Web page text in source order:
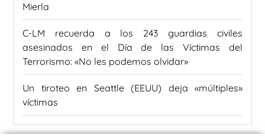
Mierla
C-LM recuerda a los 243 guardias civiles
asesinados en el Día de las Víctimas del
Terrorismo: «No les podemos olvidar»
Un tiroteo en Seattle (EEUU) deja «múltiples»
víctimas